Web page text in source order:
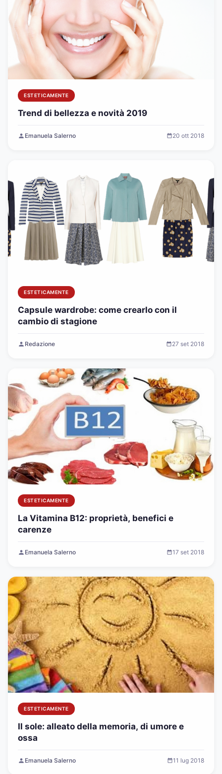
ESTETICAMENTE
Trend di bellezza e novità 2019
Emanuela Salerno 20 ott 2018
ESTETICAMENTE
Capsule wardrobe: come crearlo con il
cambio di stagione
Redazione 27 set 2018
ESTETICAMENTE
La Vitamina B12: proprietà, benefici e
carenze
Emanuela Salerno 17 set 2018
ESTETICAMENTE
Il sole: alleato della memoria, di umore e
ossa
Emanuela Salerno 11 lug 2018